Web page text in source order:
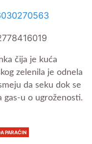
čija je kuća
zelenila je odnela
da seku dok se
gas-u o ugroženosti.
PARAĆIN